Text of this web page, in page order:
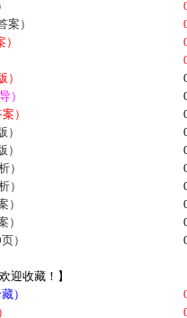
）
）
）
）
）
）
）
）
迎收藏！】
）